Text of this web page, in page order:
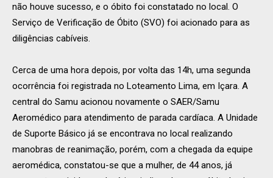
não houve sucesso, e o óbito foi constatado no local. O
Serviço de Verificação de Óbito (SVO) foi acionado para as
diligências cabíveis.
Cerca de uma hora depois, por volta das 14h, uma segunda
ocorrência foi registrada no Loteamento Lima, em Içara. A
central do Samu acionou novamente o SAER/Samu
Aeromédico para atendimento de parada cardíaca. A Unidade
de Suporte Básico já se encontrava no local realizando
manobras de reanimação, porém, com a chegada da equipe
aeromédica, constatou-se que a mulher, de 44 anos, já